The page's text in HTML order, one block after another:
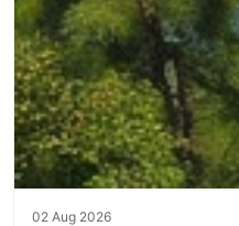
02 Aug 2026